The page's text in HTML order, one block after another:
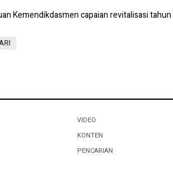
Kemendikdasmen capaian revitalisasi
VIDEO
KONTEN
PENCARIAN